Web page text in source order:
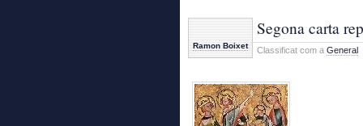
Ramon Boixet
Segona carta
Classificat com a General